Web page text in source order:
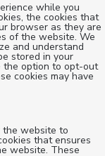
while you
the cookies that
browser as they are
of the website. We
and understand
stored in your
the option to opt-out
cookies may have
the website to
that ensures
website. These